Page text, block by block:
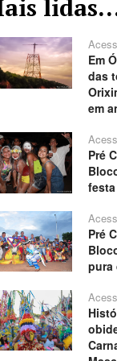
Em
das
em
Pré
Pré
pura